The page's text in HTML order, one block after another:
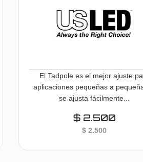
El Tadpole es el mejor ajuste
aplicaciones pequeñas a
se ajusta fácilmente...
$2.500
$ 2.500